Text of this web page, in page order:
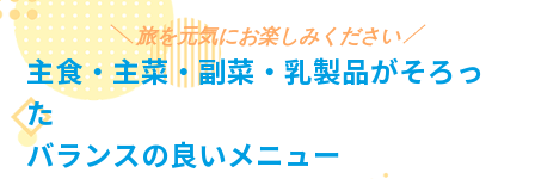
旅を元気にお楽しみください
主食・主菜・副菜・乳製品がそろっ
た
バランスの良いメニュー